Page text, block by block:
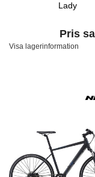
Lady
Pris
Visa lagerinformation